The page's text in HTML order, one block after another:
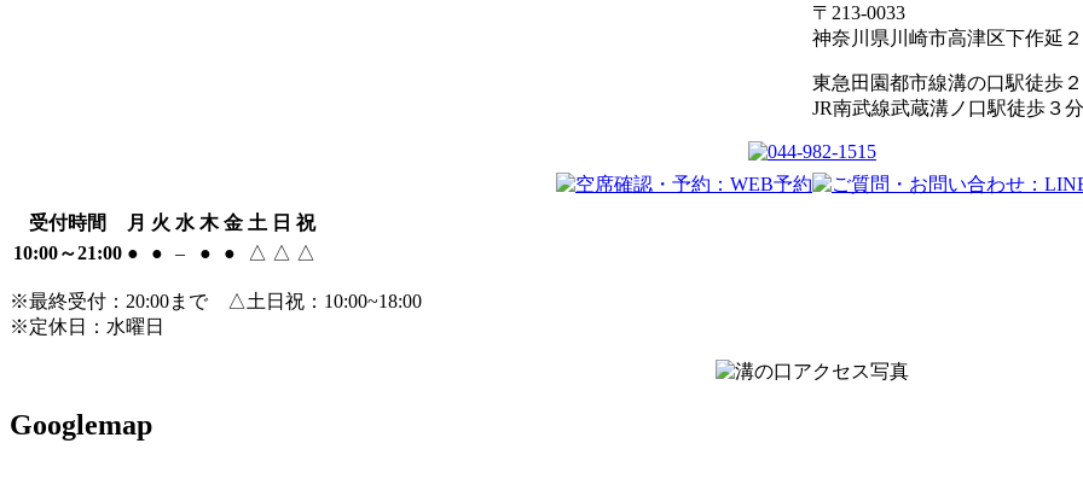
〒213-0033
神奈川県川崎市高津区下作延
東急田園都市線溝の口駅徒歩
JR南武線武蔵溝ノ口駅徒歩３分
受付時間 月 火 水 木 金 土 日 祝
10:00～21:00 ● ● – ● ● △ △ △
※最終受付：20:00まで △土日祝：10:00~18:00
※定休日：水曜日
Googlemap